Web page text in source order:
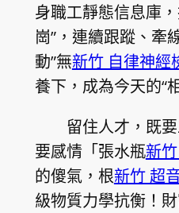
身職工靜態信息庫
崗”，連續跟蹤、牽
動”無新竹 自律神經
養下，成為今天的“
留住人才，既
要感情「張水瓶新
的傻氣，根新竹 超
級物質力學抗衡！